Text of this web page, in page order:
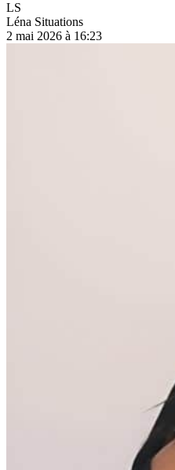
LS
Léna Situations
2 mai 2026 à 16:23